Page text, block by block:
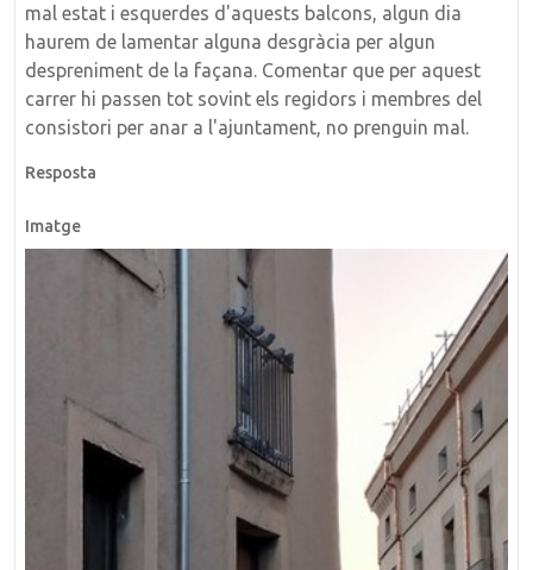
mal estat i esquerdes d'aquests balcons, algun dia
haurem de lamentar alguna desgràcia per algun
despreniment de la façana. Comentar que per aquest
carrer hi passen tot sovint els regidors i membres del
consistori per anar a l'ajuntament, no prenguin mal.